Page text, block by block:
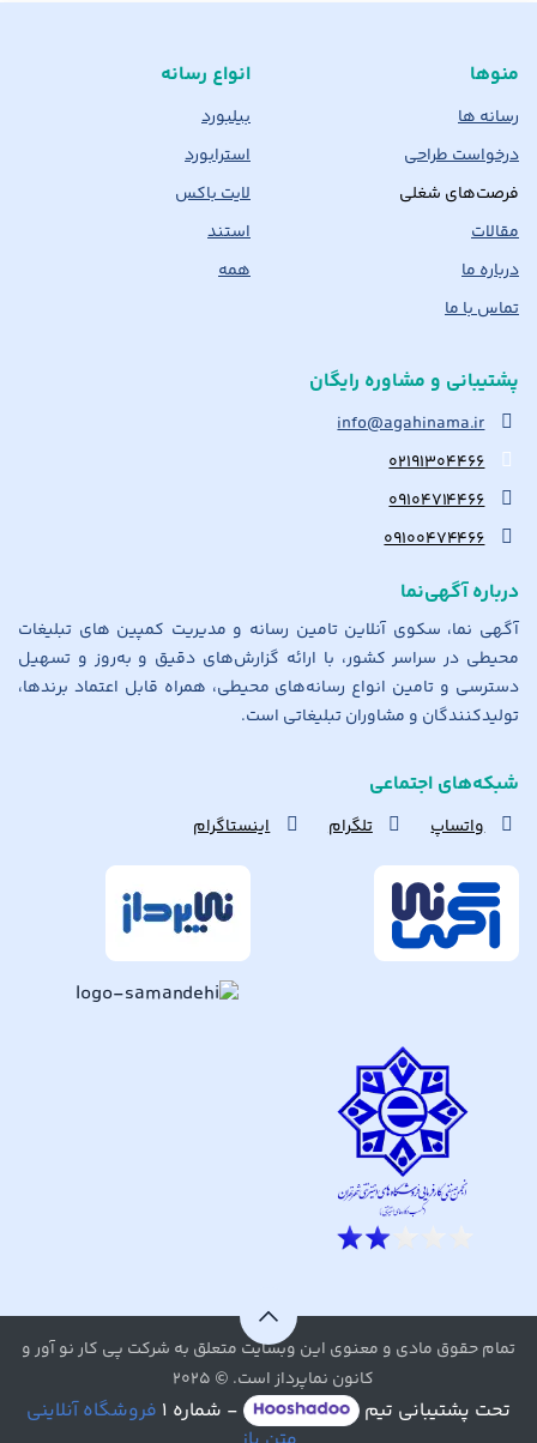
منوها
رسانه ها
درخواست طراحی
فرصت‌های شغلی
مقالات
درباره ما
تماس با ما
انواع رسانه
بیلبورد
استرابورد
لایت باکس
استند
همه
پشتیبانی و مشاوره رایگان
info@agahinama.ir
۰۲۱۹۱۳۰۴۴۶۶
۰۹۱۰۴۷۱۴۴۶۶
۰۹۱۰۰۴۷۴۴۶۶
درباره آگهی‌نما
آگهی نما، سکوی آنلاین تامین رسانه و مدیریت کمپین های تبلیغات
محیطی در سراسر کشور، با ارائه گزارش‌های دقیق و به‌روز و تسهیل
دسترسی و تامین انواع رسانه‌های محیطی، همراه قابل اعتماد برندها،
تولیدکنندگان و مشاوران تبلیغاتی است.
شبکه‌های اجتماعی
واتساپ تلگرام اینستاگرام
تمام حقوق مادی و معنوی این وبسایت متعلق به شرکت پی کار نو آور و
کانون نماپرداز است. © ۲۰۲۵
تحت پشتیبانی تیم - شماره ۱ فروشگاه آنلاینی